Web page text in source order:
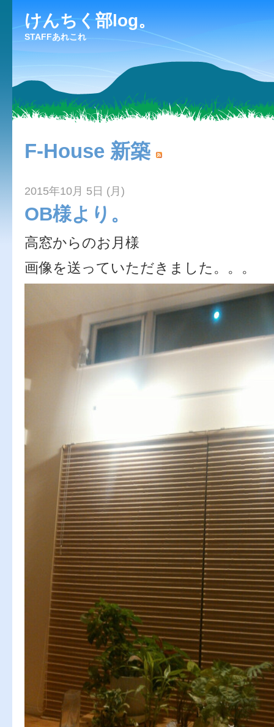
けんちく部log。
STAFFあれこれ
F-House 新築
2015年10月 5日 (月)
OB様より。
高窓からのお月様
画像を送っていただきました。。。